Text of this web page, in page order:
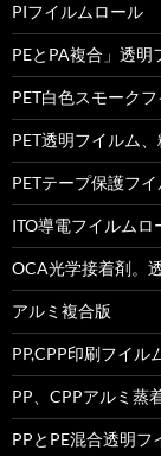
PIフイルムロール
PEとPA複合」透明
PET白色スモーク
PET透明フイルム
PETテープ保護フイ
ITO導電フイルムロ
OCA光学接着剤。
アルミ複合版
PP,CPP印刷フイル
PP、CPPアルミ蒸
PPとPE混合透明フ